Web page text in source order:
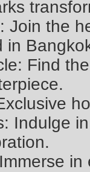
Join the
in
Find
Indulge